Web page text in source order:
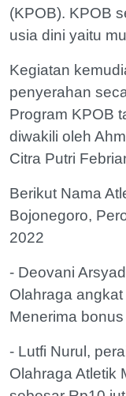
(KPOB). KPOB
usia dini yaitu
Kegiatan
penyerahan
Program KPOB
diwakili oleh
Citra Putri
Berikut Nama
Bojonegoro,
2022
- Deovani
Olahraga
Menerima
- Lutfi Nurul,
Olahraga Atletik